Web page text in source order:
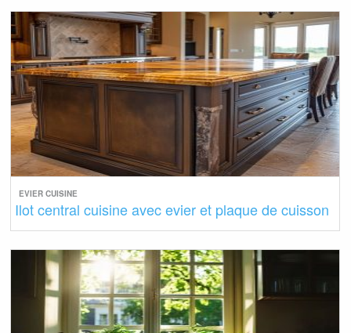
EVIER CUISINE
Ilot central cuisine avec evier et plaque de cuisson